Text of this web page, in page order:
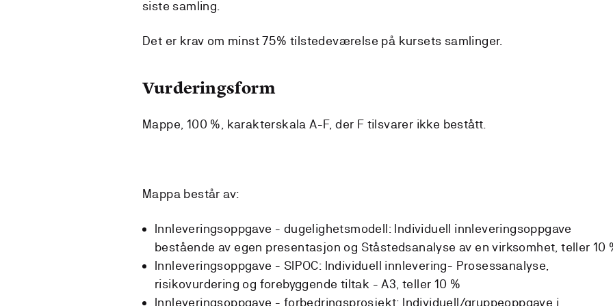
siste samling.
Det er krav om minst 75% tilstedeværelse på kursets samlinger.
Vurderingsform
Mappe, 100 %, karakterskala A-F, der F tilsvarer ikke bestått.
Mappa består av:
Innleveringsoppgave - dugelighetsmodell: Individuell innleveringsoppgave
bestående av egen presentasjon og Ståstedsanalyse av en virksomhet, teller 10
Innleveringsoppgave - SIPOC: Individuell innlevering- Prosessanalyse,
risikovurdering og forebyggende tiltak - A3, teller 10 %
Innleveringsoppgave - forbedringsprosjekt: Individuell/gruppeoppgave i